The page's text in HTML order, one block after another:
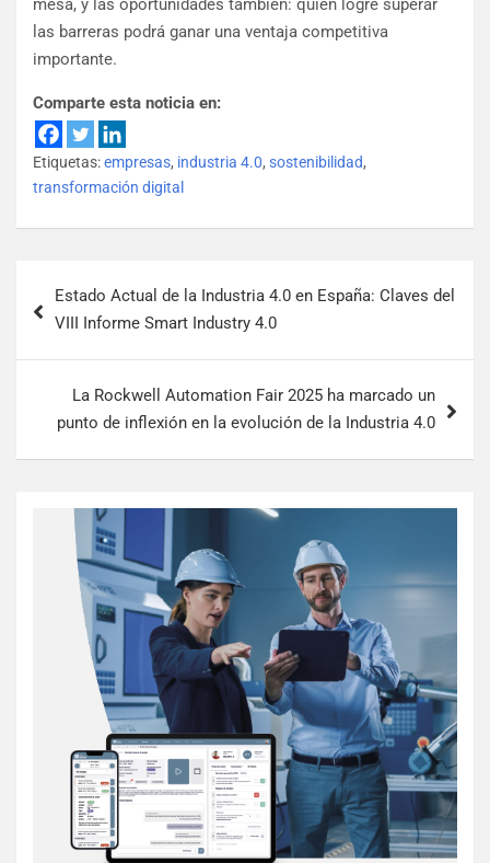
mesa, y las oportunidades también: quien logre superar
las barreras podrá ganar una ventaja competitiva
importante.
Comparte esta noticia en:
Etiquetas:empresas, industria 4.0, sostenibilidad,
transformación digital
Estado Actual de la Industria 4.0 en España: Claves del
VIII Informe Smart Industry 4.0
La Rockwell Automation Fair 2025 ha marcado un
punto de inflexión en la evolución de la Industria 4.0